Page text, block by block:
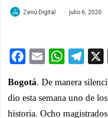
Zenú Digital julio 6, 2020
Facebook
Email
Bogotá. De manera
dio esta semana uno de
historia. Ocho